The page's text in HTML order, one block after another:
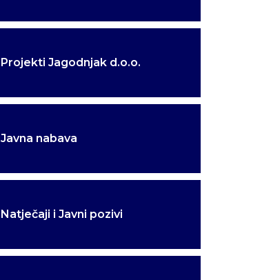
Projekti Jagodnjak d.o.o.
Javna nabava
Natječaji i Javni pozivi